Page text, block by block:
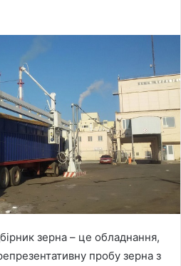
зерна – це обладнання,
пробу зерна з